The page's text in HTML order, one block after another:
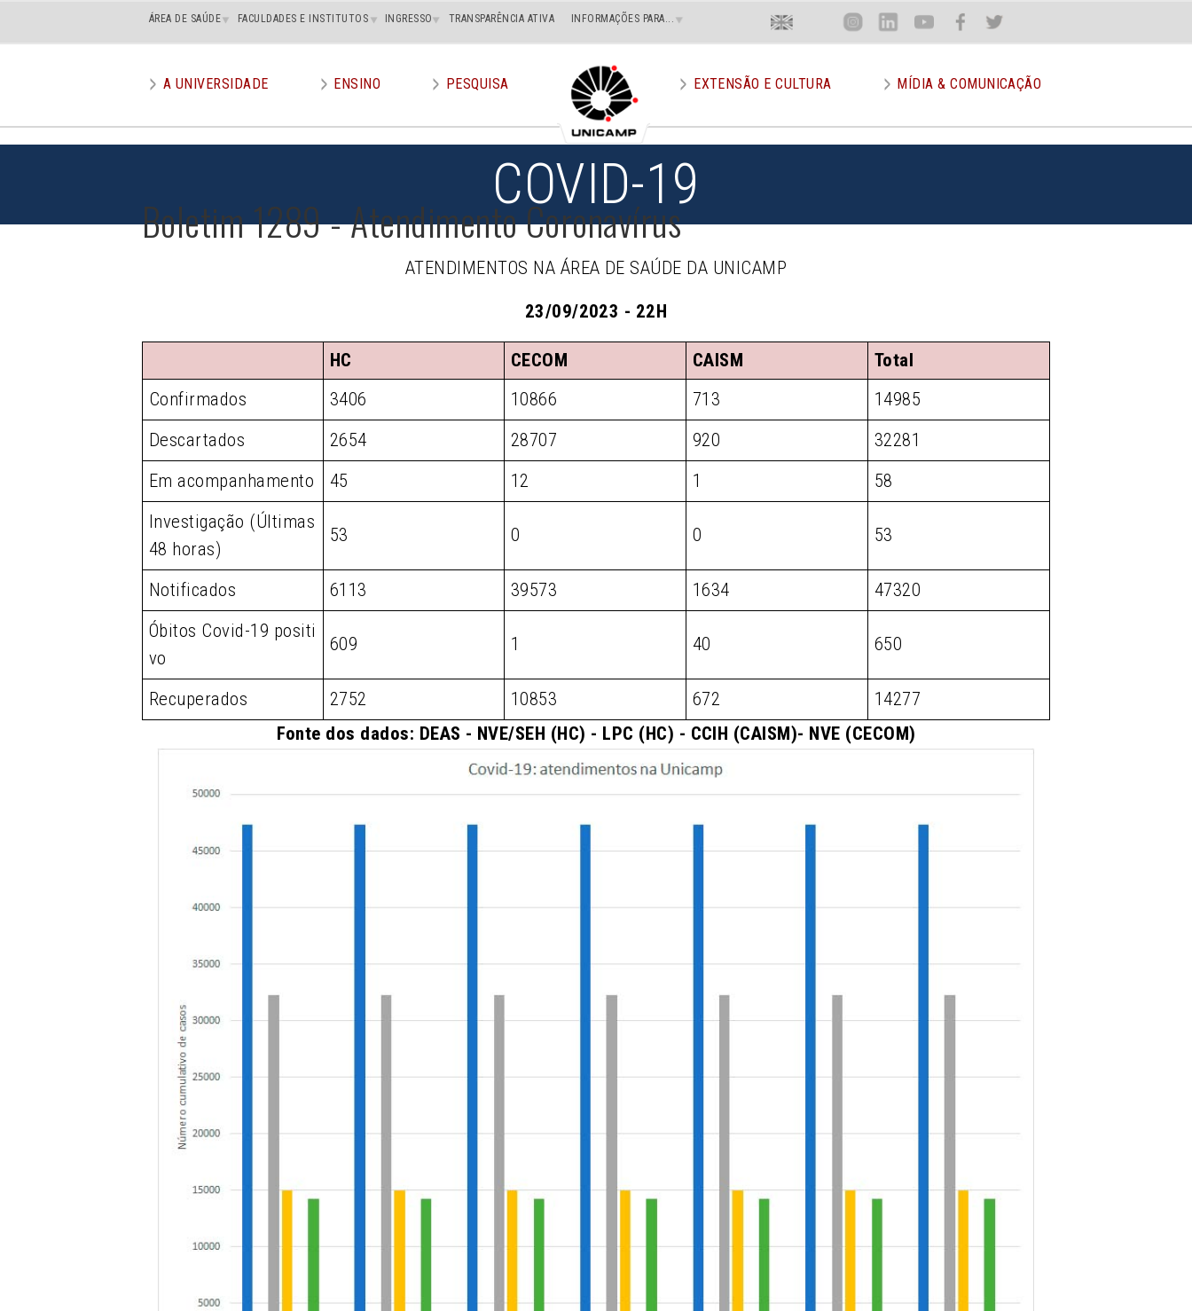
Main
superior
ÁREA DE SAÚDE FACULDADES E INSTITUTOS INGRESSO TRANSPARÊNCIA ATIVA INFORMAÇÕES PARA... Menu
Superior
Direito
En Inst Lin You Face Twit
menu
A UNIVERSIDADE ENSINO PESQUISA EXTENSÃO E CULTURA MÍDIA & COMUNICAÇÃO
COVID-19
Boletim 1289 - Atendimento Coronavírus
ATENDIMENTOS NA ÁREA DE SAÚDE DA UNICAMP
23/09/2023 - 22H
HC CECOM CAISM
Total
Confirmados
3406 10866 713
14985
Descartados
2654 28707 920
32281
Em acompanhamento
45 12 1
58
Investigação (Últimas
48 horas)
53 0 0 53
Notificados 6113 39573 1634
47320
Óbitos Covid-19 positi
vo
609 1 40 650
Recuperados 2752 10853 672
14277
Fonte dos dados: DEAS - NVE/SEH (HC) - LPC (HC) - CCIH (CAISM)- NVE (CECOM)